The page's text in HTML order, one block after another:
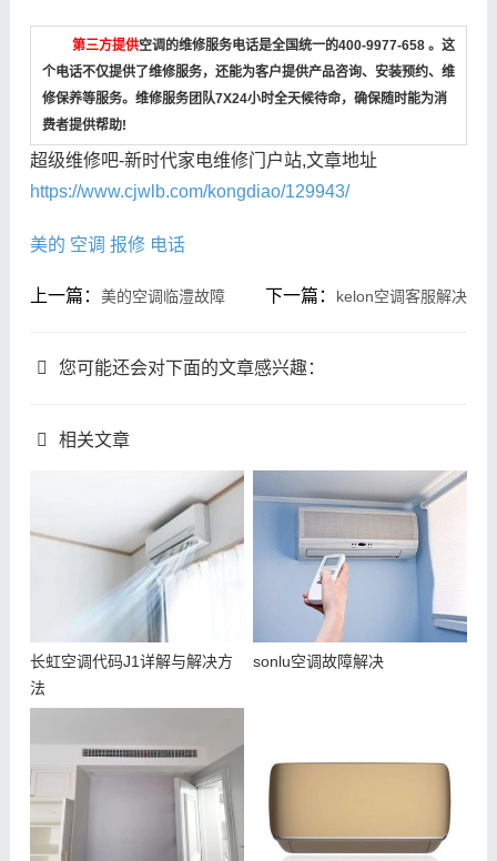
第三方提供空调的维修服务电话是全国统一的400-9977-658 。这
个电话不仅提供了维修服务，还能为客户提供产品咨询、安装预约、维
修保养等服务。维修服务团队7X24小时全天候待命，确保随时能为消
费者提供帮助!
超级维修吧-新时代家电维修门户站,文章地址
https://www.cjwlb.com/kongdiao/129943/
美的 空调 报修 电话
上一篇： 美的空调临澧故障 下一篇： kelon空调客服解决
您可能还会对下面的文章感兴趣：
相关文章
长虹空调代码J1详解与解决方
法
sonlu空调故障解决